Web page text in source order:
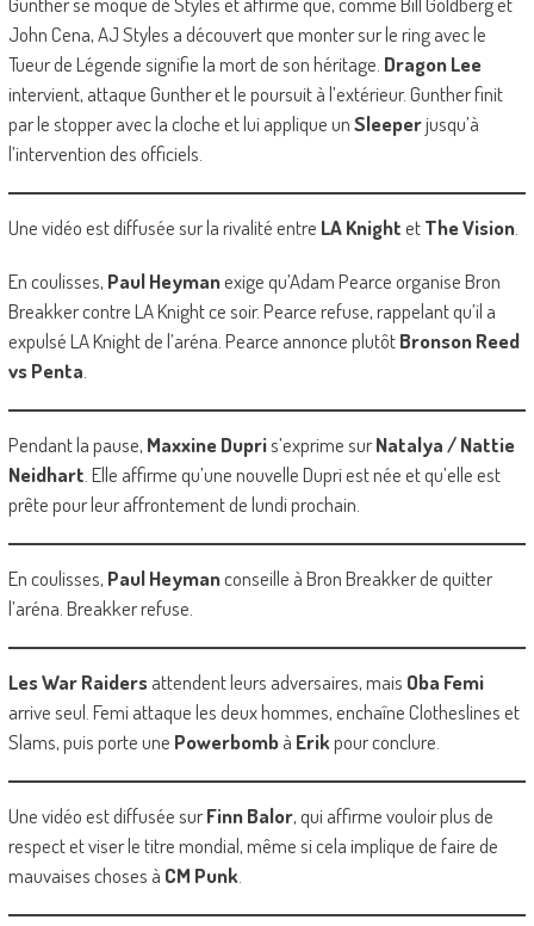
John Cena, AJ Styles a découvert que monter sur le ring avec le
Tueur de Légende signifie la mort de son héritage. Dragon Lee
intervient, attaque Gunther et le poursuit à l’extérieur. Gunther finit
par le stopper avec la cloche et lui applique unSleeperjusqu’à
l’intervention des officiels.
Une vidéo est diffusée sur la rivalité entre LA KnightetThe Vision.
En coulisses, Paul Heymanexige qu’Adam Pearce organise Bron
Breakker contre LA Knight ce soir. Pearce refuse, rappelant qu’il a
expulsé LA Knight de l’aréna. Pearce annonce plutôtBronson Reed
vs Penta
Pendant la pause, Maxxine Dupris’exprime surNatalya / Nattie
Neidhart . Elle affirme qu’une nouvelle Dupri est née et qu’elle est
prête pour leur affrontement de lundi prochain.
En coulisses, Paul Heymanconseille à Bron Breakker de quitter
l’aréna. Breakker refuse.
Les War Raidersattendent leurs adversaires, mais Oba Femi
arrive seul. Femi attaque les deux hommes, enchaîne Clotheslines et
Slams, puis porte une Powerbombà Erikpour conclure.
Une vidéo est diffusée surFinn Balor, qui affirme vouloir plus de
respect et viser le titre mondial, même si cela implique de faire de
mauvaises choses à CM Punk.